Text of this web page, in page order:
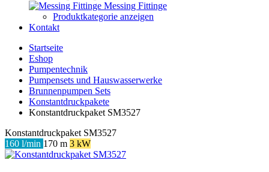
Messing Fittinge
Produktkategorie anzeigen
Kontakt
Startseite
Eshop
Pumpentechnik
Pumpensets und Hauswasserwerke
Brunnenpumpen Sets
Konstantdruckpakete
Konstantdruckpaket SM3527
Konstantdruckpaket SM3527
160 l/min 170 m 3 kW